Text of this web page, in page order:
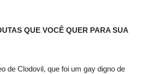
QUE VOCÊ QUER PARA SUA
de Clodovil, que foi um gay digno de